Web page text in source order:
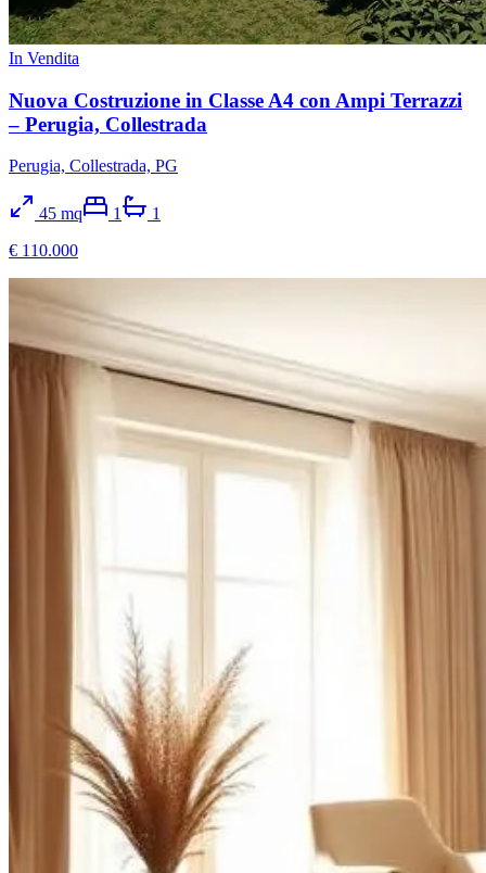
In Vendita
Nuova Costruzione in Classe A4 con Ampi Terrazzi
– Perugia, Collestrada
Perugia, Collestrada, PG
45 mq 1
1
€ 110.000